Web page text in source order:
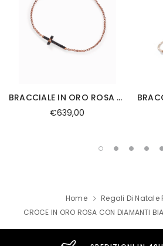
BRACCIALE IN ORO ROSA CON CROCE DIAMANTE BIANCO E DIAMANTI NERI
€639,00
Home
Regali Di Natale
CROCE IN ORO ROSA CON DIAMANTI